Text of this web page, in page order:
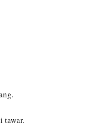
tawar.